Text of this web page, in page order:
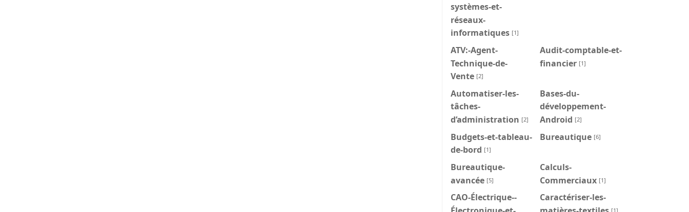
systèmes-et-
réseaux-
informatiques [1]
ATV:-Agent-
Technique-de-
Vente [2]
Audit-comptable-et-
financier [1]
Automatiser-les-
tâches-
d’administration [2]
Bases-du-
développement-
Android [2]
Budgets-et-tableau-
de-bord [1]
Bureautique [6]
Bureautique-
avancée [5]
Calculs-
Commerciaux [1]
CAO-Électrique--
Caractériser-les-
[1]